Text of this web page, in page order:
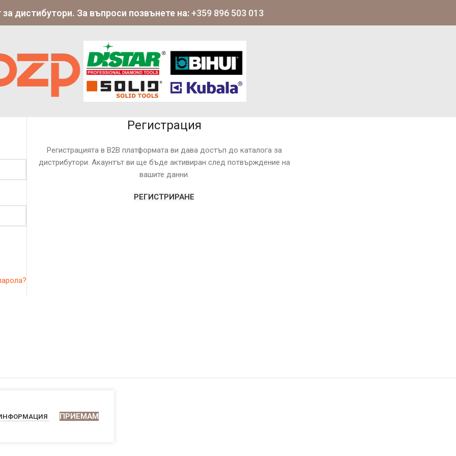
за дистибутори. За въпроси позвънете на:+359 896 503 013
Регистрация
Регистрацията в B2B платформата ви дава достъп до каталога за
дистрибутори. Акаунтът ви ще бъде активиран след потвърждение на
вашите данни.
РЕГИСТРИРАНЕ
ПРИЕМАМ